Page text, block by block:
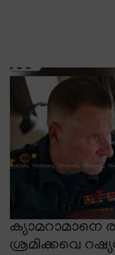
ക്യാമറാമാനെ
ശ്രമിക്കവെ